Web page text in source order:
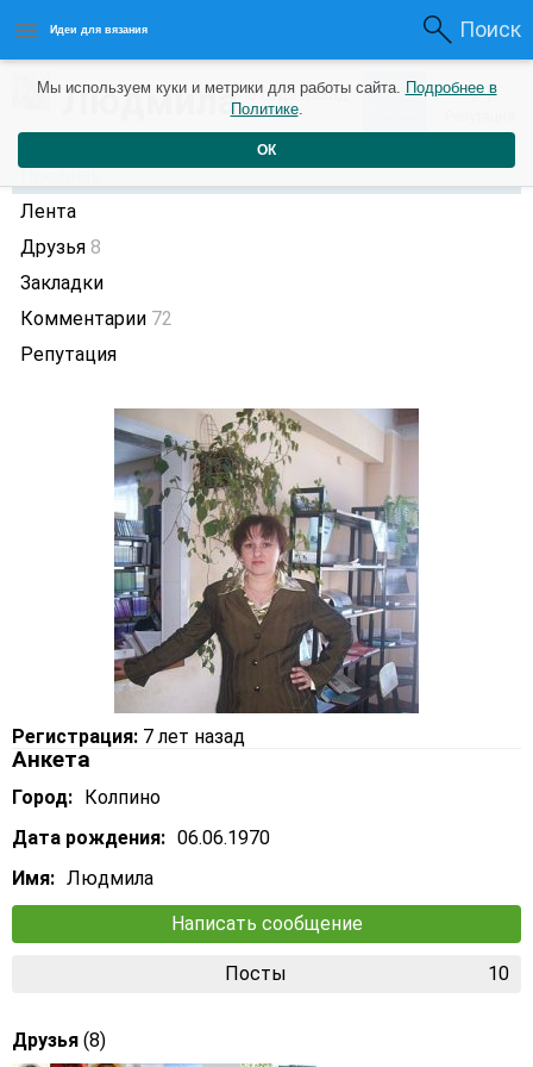
Идеи для вязания Поиск
Людмила3 года назад 3 +1
Профиль
Лента
Друзья 8
Закладки
Комментарии 72
Репутация
Регистрация: 7 лет назад
Анкета
Город: Колпино
Дата рождения: 06.06.1970
Имя: Людмила
Написать сообщение
Посты 10
Друзья (8)
Мы используем куки и метрики для работы сайта. Подробнее в
Политике.
ОК